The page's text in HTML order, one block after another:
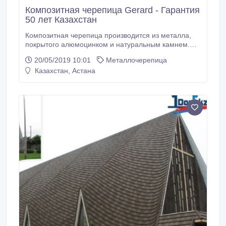
Композитная черепица Gerard - Гарантия
50 лет Казахстан
Композитная черепица производится из металла,
покрытого алюмоцинком и натуральным камнем.
долговечным кровельным материалом на
сегодняшний день. Гарантия от завода-
каменного напыления и коррозию металла.
20/05/2019 10:01
Металлочерепица
Казахстан, Астана